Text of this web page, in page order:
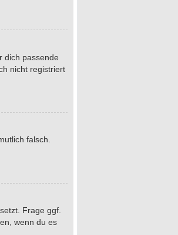
dich passende
nicht registriert
falsch.
Frage ggf.
wenn du es